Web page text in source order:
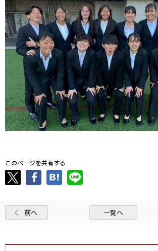
このページを共有する
前へ 一覧へ